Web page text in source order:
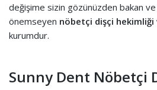
değişime sizin gözünüzden bakan
önemseyen nöbetçi dişçi hekimliği
kurumdur.
Sunny Dent Nöbetçi